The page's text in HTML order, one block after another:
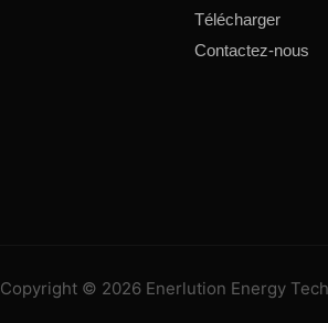
Télécharger
Contactez-nous
Copyright © 2026 Enerlution Energy